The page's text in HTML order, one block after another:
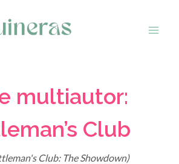
multiautor:
Club
Club: The Showdown)